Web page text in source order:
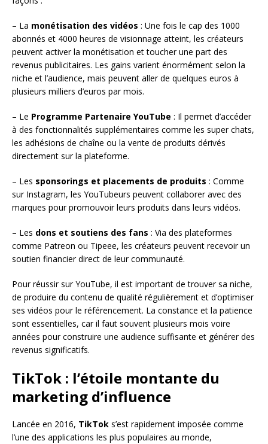
– La monétisation des vidéos : Une fois le cap des 1000
abonnés et 4000 heures de visionnage atteint, les créateurs
peuvent activer la monétisation et toucher une part des
revenus publicitaires. Les gains varient énormément selon la
niche et l’audience, mais peuvent aller de quelques euros à
plusieurs milliers d’euros par mois.
– Le Programme Partenaire YouTube : Il permet d’accéder
à des fonctionnalités supplémentaires comme les super chats,
les adhésions de chaîne ou la vente de produits dérivés
directement sur la plateforme.
– Les sponsorings et placements de produits : Comme
sur Instagram, les YouTubeurs peuvent collaborer avec des
marques pour promouvoir leurs produits dans leurs vidéos.
– Les dons et soutiens des fans : Via des plateformes
comme Patreon ou Tipeee, les créateurs peuvent recevoir un
soutien financier direct de leur communauté.
Pour réussir sur YouTube, il est important de trouver sa niche,
de produire du contenu de qualité régulièrement et d’optimiser
ses vidéos pour le référencement. La constance et la patience
sont essentielles, car il faut souvent plusieurs mois voire
années pour construire une audience suffisante et générer des
revenus significatifs.
TikTok : l’étoile montante du
marketing d’influence
Lancée en 2016, TikTok s’est rapidement imposée comme
l’une des applications les plus populaires au monde,